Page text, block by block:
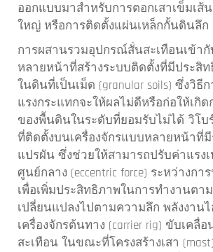
ออกแบบมาสำหรับการตอกเสาเข็มเส้
ใหญ่ หรือการติดตั้งแผ่นเหล็กกั้นดินลึก
การผสานรวมอุปกรณ์สั่นสะเทือนเข้ากั
หลายหน้าที่สร้างระบบติดตั้งที่มีประสิ
ในดินที่เป็นเม็ด (granular soils) ซึ่งวิธี
แรงกระแทกจะให้ผลไม่ดีหรือก่อให้เกิ
ของพื้นดินในระดับที่ยอมรับไม่ได้ วิโบ
ที่ติดตั้งบนเครื่องจักรแบบหลายหน้าที่
แปรผัน ซึ่งช่วยให้สามารถปรับค่าแรง
ศูนย์กลาง (eccentric force) ระหว่างก
เพื่อเพิ่มประสิทธิภาพในการทำงานตา
เปลี่ยนแปลงไปตามความลึก พลังงาน
เครื่องจักรต้นทาง (carrier rig) ขับเคลื่
สะเทือน ในขณะที่โครงสร้างเสา